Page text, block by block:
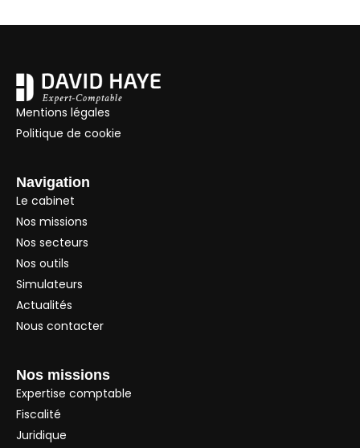
Mentions légales
Politique de cookie
Navigation
Le cabinet
Nos missions
Nos secteurs
Nos outils
Simulateurs
Actualités
Nous contacter
Nos missions
Expertise comptable
Fiscalité
Juridique